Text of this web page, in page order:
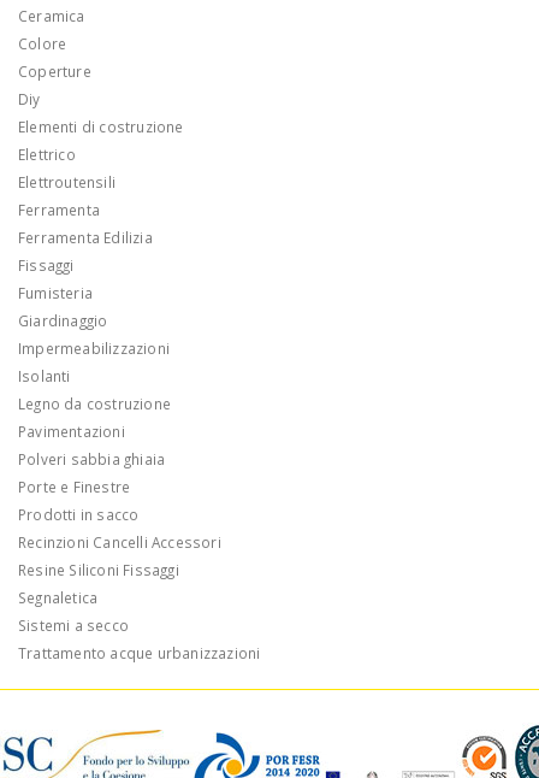
Ceramica
Colore
Coperture
Diy
Elementi di costruzione
Elettrico
Elettroutensili
Ferramenta
Ferramenta Edilizia
Fissaggi
Fumisteria
Giardinaggio
Impermeabilizzazioni
Isolanti
Legno da costruzione
Pavimentazioni
Polveri sabbia ghiaia
Porte e Finestre
Prodotti in sacco
Recinzioni Cancelli Accessori
Resine Siliconi Fissaggi
Segnaletica
Sistemi a secco
Trattamento acque urbanizzazioni